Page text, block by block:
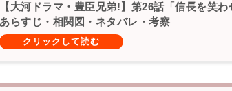
【大河ドラマ・豊臣兄弟!】第26話「信長を笑わ
あらすじ・相関図・ネタバレ・考察